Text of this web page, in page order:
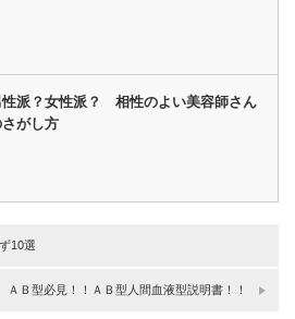
性派？女性派？ 相性のよい美容師さん
がし方
10選
ＡＢ型必見！！ＡＢ型人間血液型説明書！！